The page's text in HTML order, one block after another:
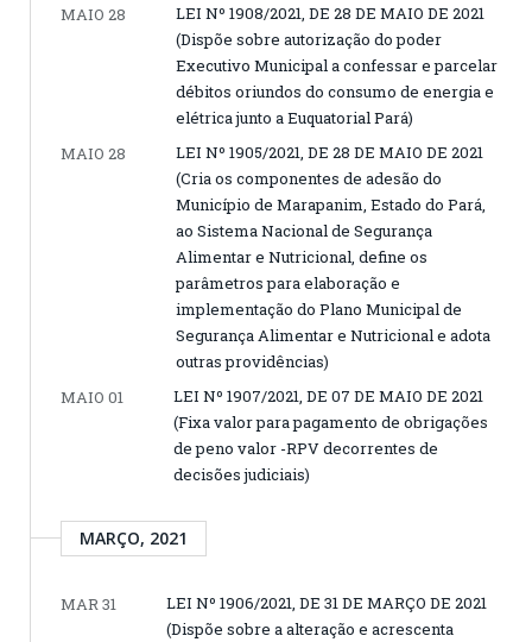
MAIO 28
LEI Nº 1908/2021, DE 28 DE MAIO DE 2021
(Dispõe sobre autorização do poder
Executivo Municipal a confessar e parcelar
débitos oriundos do consumo de energia e
elétrica junto a Euquatorial Pará)
MAIO 28
LEI Nº 1905/2021, DE 28 DE MAIO DE 2021
(Cria os componentes de adesão do
Município de Marapanim, Estado do Pará,
ao Sistema Nacional de Segurança
Alimentar e Nutricional, define os
parâmetros para elaboração e
implementação do Plano Municipal de
Segurança Alimentar e Nutricional e adota
outras providências)
MAIO 01
LEI Nº 1907/2021, DE 07 DE MAIO DE 2021
(Fixa valor para pagamento de obrigações
de peno valor -RPV decorrentes de
decisões judiciais)
MARÇO, 2021
MAR 31
LEI Nº 1906/2021, DE 31 DE MARÇO DE 2021
(Dispõe sobre a alteração e acrescenta